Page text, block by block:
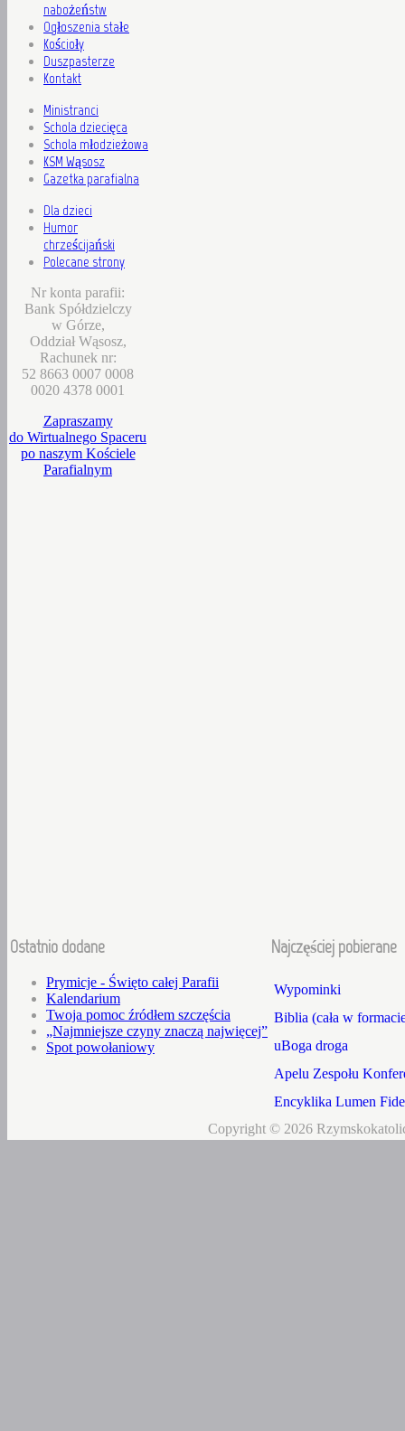
nabożeństw
Ogłoszenia stałe
Kościoły
Duszpasterze
Kontakt
Ministranci
Schola dziecięca
Schola młodzieżowa
KSM Wąsosz
Gazetka parafialna
Dla dzieci
Humor
chrześcijański
Polecane strony
Nr konta parafii:
Bank Spółdzielczy
w Górze,
Oddział Wąsosz,
Rachunek nr:
52 8663 0007 0008
0020 4378 0001
Zapraszamy
do Wirtualnego Spaceru
po naszym Kościele
Parafialnym
Ostatnio dodane
Prymicje - Święto całej Parafii
Kalendarium
Twoja pomoc źródłem szczęścia
„Najmniejsze czyny znaczą najwięcej”
Spot powołaniowy
Najczęściej pobierane
Wypominki
Biblia (cała w
uBoga droga
Apelu Zespołu
Encyklika Lumen
Copyright © 2026